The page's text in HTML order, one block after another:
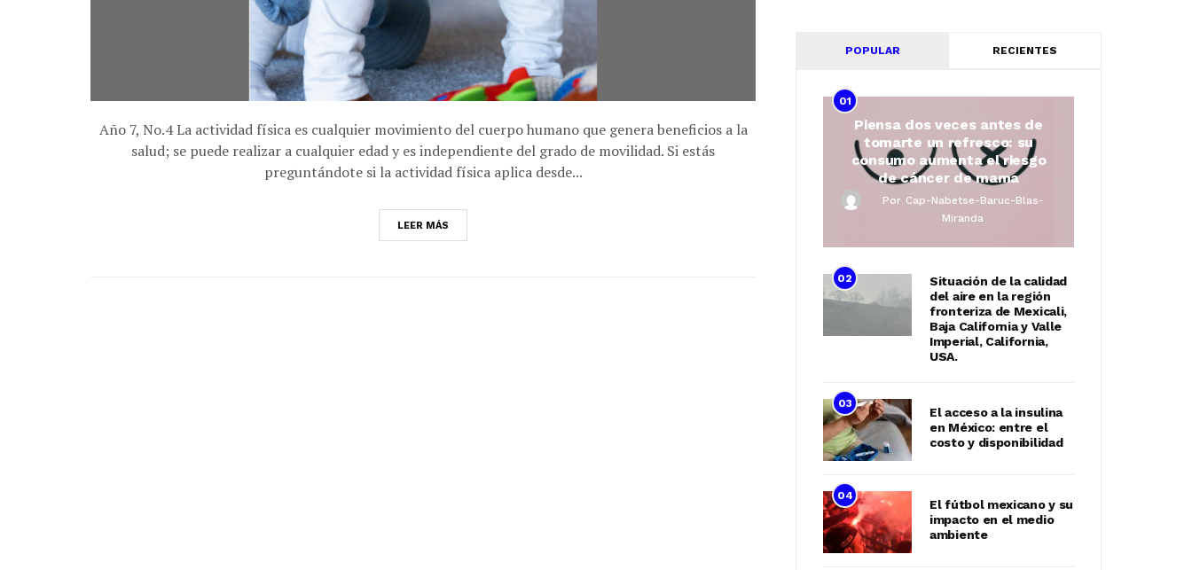
Año 7, No.4 La actividad física es cualquier movimiento del cuerpo humano que genera beneficios a la
salud; se puede realizar a cualquier edad y es independiente del grado de movilidad. Si estás
preguntándote si la actividad física aplica desde...
LEER MÁS
POPULAR RECIENTES
01
Piensa dos veces antes de
tomarte un refresco: su
consumo aumenta el riesgo
de cáncer de mama
Por Cap-Nabetse-Baruc-Blas-
Miranda
02
Situación de la calidad
del aire en la región
fronteriza de Mexicali,
Baja California y Valle
Imperial, California,
USA.
03
El acceso a la insulina
en México: entre el
costo y disponibilidad
04
El fútbol mexicano y su
impacto en el medio
ambiente